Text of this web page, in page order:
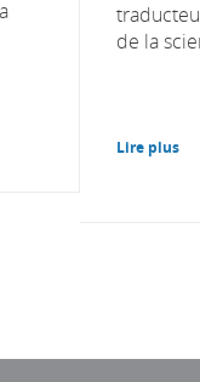
de la
Lire plus